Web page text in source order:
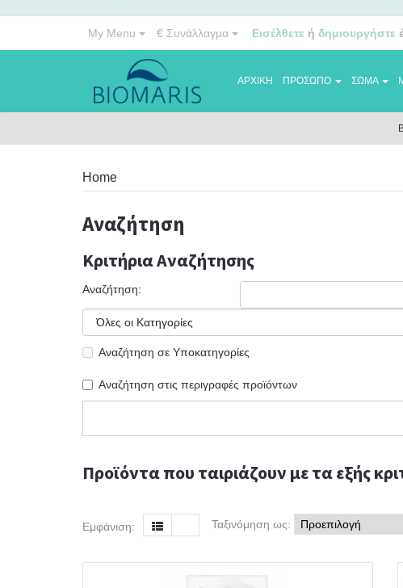
My Menu € Συνάλλαγμα Εισέλθετε ή δημιουργήστε
ΑΡΧΙΚΗ ΠΡΟΣΩΠΟ ΣΩΜΑ
Home
Αναζήτηση
Κριτήρια Αναζήτησης
Αναζήτηση:
Αναζήτηση σε Υποκατηγορίες
Αναζήτηση στις περιγραφές προϊόντων
Προϊόντα που ταιριάζουν με τα εξής
Εμφάνιση: Ταξινόμηση ως: